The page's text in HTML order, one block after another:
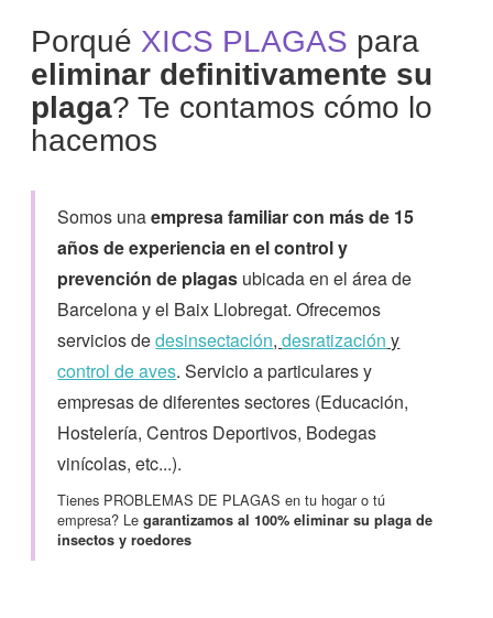
Porqué XICS PLAGAS para
eliminar definitivamente su
plaga? Te contamos cómo lo
hacemos
Somos unaempresa familiar con más de 15
años de experiencia en el control y
prevención de plagas ubicada en el área de
Barcelona y el Baix Llobregat. Ofrecemos
servicios dedesinsectación,desratización y
control de aves. Servicio a particulares y
empresas de diferentes sectores (Educación,
Hostelería, Centros Deportivos, Bodegas
vinícolas, etc...).
Tienes PROBLEMAS DE PLAGAS en tu hogar o tú
empresa? Legarantizamos al 100% eliminar su plaga de
insectos y roedores